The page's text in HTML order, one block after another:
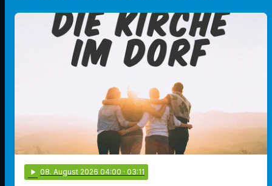
play_arrow 08. August 2026 04:00 · 03:11